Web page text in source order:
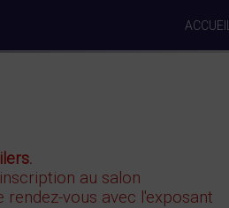
ACCUEIL
au salon
rendez-vous avec l'exposant